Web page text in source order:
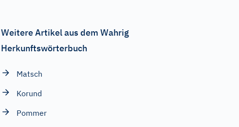
Weitere Artikel aus dem Wahrig
Herkunftswörterbuch
Matsch
Korund
Pommer